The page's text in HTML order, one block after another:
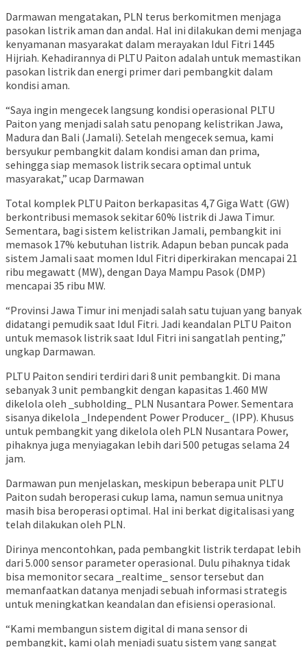
Darmawan mengatakan, PLN terus berkomitmen menjaga
pasokan listrik aman dan andal. Hal ini dilakukan demi menjaga
kenyamanan masyarakat dalam merayakan Idul Fitri 1445
Hijriah. Kehadirannya di PLTU Paiton adalah untuk memastikan
pasokan listrik dan energi primer dari pembangkit dalam
kondisi aman.
“Saya ingin mengecek langsung kondisi operasional PLTU
Paiton yang menjadi salah satu penopang kelistrikan Jawa,
Madura dan Bali (Jamali). Setelah mengecek semua, kami
bersyukur pembangkit dalam kondisi aman dan prima,
sehingga siap memasok listrik secara optimal untuk
masyarakat,” ucap Darmawan
Total komplek PLTU Paiton berkapasitas 4,7 Giga Watt (GW)
berkontribusi memasok sekitar 60% listrik di Jawa Timur.
Sementara, bagi sistem kelistrikan Jamali, pembangkit ini
memasok 17% kebutuhan listrik. Adapun beban puncak pada
sistem Jamali saat momen Idul Fitri diperkirakan mencapai 21
ribu megawatt (MW), dengan Daya Mampu Pasok (DMP)
mencapai 35 ribu MW.
“Provinsi Jawa Timur ini menjadi salah satu tujuan yang banyak
didatangi pemudik saat Idul Fitri. Jadi keandalan PLTU Paiton
untuk memasok listrik saat Idul Fitri ini sangatlah penting,”
ungkap Darmawan.
PLTU Paiton sendiri terdiri dari 8 unit pembangkit. Di mana
sebanyak 3 unit pembangkit dengan kapasitas 1.460 MW
dikelola oleh _subholding_ PLN Nusantara Power. Sementara
sisanya dikelola _Independent Power Producer_ (IPP). Khusus
untuk pembangkit yang dikelola oleh PLN Nusantara Power,
pihaknya juga menyiagakan lebih dari 500 petugas selama 24
jam.
Darmawan pun menjelaskan, meskipun beberapa unit PLTU
Paiton sudah beroperasi cukup lama, namun semua unitnya
masih bisa beroperasi optimal. Hal ini berkat digitalisasi yang
telah dilakukan oleh PLN.
Dirinya mencontohkan, pada pembangkit listrik terdapat lebih
dari 5.000 sensor parameter operasional. Dulu pihaknya tidak
bisa memonitor secara _realtime_ sensor tersebut dan
memanfaatkan datanya menjadi sebuah informasi strategis
untuk meningkatkan keandalan dan efisiensi operasional.
“Kami membangun sistem digital di mana sensor di
pembangkit, kami olah menjadi suatu sistem yang sangat